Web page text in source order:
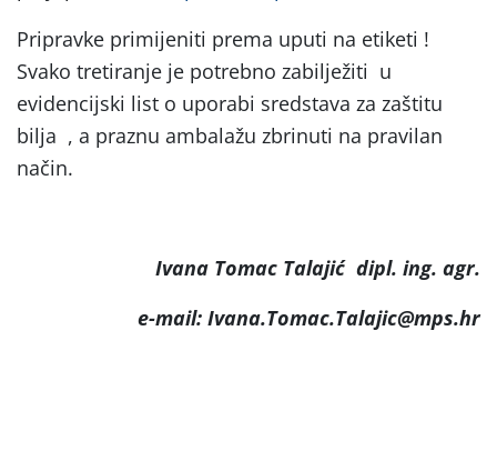
Pripravke primijeniti prema uputi na etiketi !
Svako tretiranje je potrebno zabilježiti u
evidencijski list o uporabi sredstava za zaštitu
bilja , a praznu ambalažu zbrinuti na pravilan
način.
Ivana Tomac Talajić dipl. ing. agr.
e-mail: Ivana.Tomac.Talajic@mps.hr